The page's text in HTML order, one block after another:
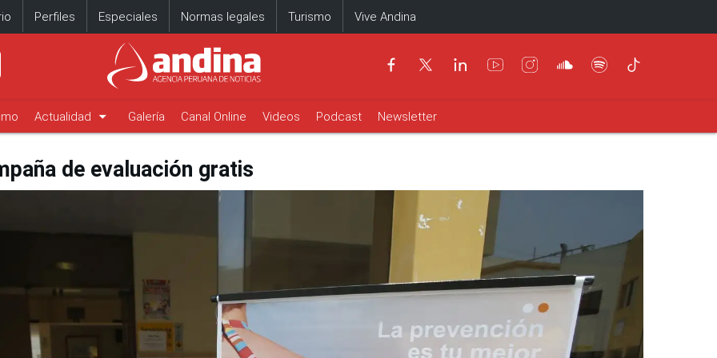
Perfiles Especiales Normas legales Turismo Vive Andina
Actualidad arrow_drop_down Galería Canal Online Videos Podcast Newsletter
de evaluación gratis